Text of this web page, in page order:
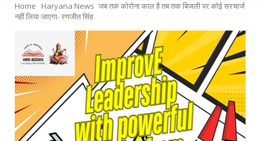
Home Haryana News जब तक कोरोना काल है तब तक बिजली पर कोई सरचार्ज
नहीं लिया जाएगा- रणजीत सिंह